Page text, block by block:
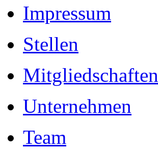
Impressum
Stellen
Mitgliedschaften
Unternehmen
Team